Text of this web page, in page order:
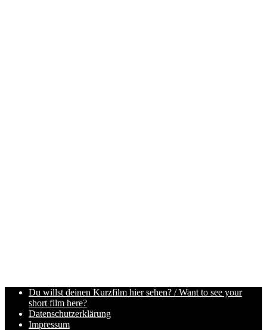
Du willst deinen Kurzfilm hier sehen? / Want to see your
short film here?
Datenschutzerklärung
Impressum